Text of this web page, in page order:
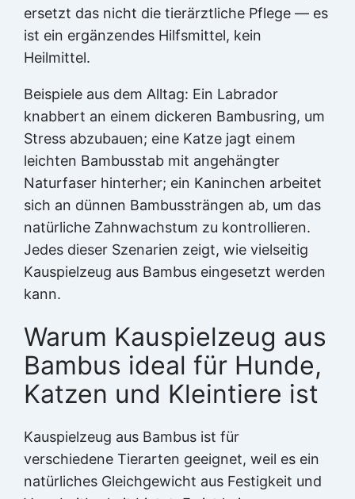
ersetzt das nicht die tierärztliche Pflege — es
ist ein ergänzendes Hilfsmittel, kein
Heilmittel.
Beispiele aus dem Alltag: Ein Labrador
knabbert an einem dickeren Bambusring, um
Stress abzubauen; eine Katze jagt einem
leichten Bambusstab mit angehängter
Naturfaser hinterher; ein Kaninchen arbeitet
sich an dünnen Bambussträngen ab, um das
natürliche Zahnwachstum zu kontrollieren.
Jedes dieser Szenarien zeigt, wie vielseitig
Kauspielzeug aus Bambus eingesetzt werden
kann.
Warum Kauspielzeug aus
Bambus ideal für Hunde,
Katzen und Kleintiere ist
Kauspielzeug aus Bambus ist für
verschiedene Tierarten geeignet, weil es ein
natürliches Gleichgewicht aus Festigkeit und